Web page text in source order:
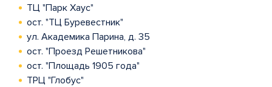
ТЦ "Парк Хаус"
ост. "ТЦ Буревестник"
ул. Академика Парина, д. 35
ост. "Проезд Решетникова"
ост. "Площадь 1905 года"
ТРЦ "Глобус"